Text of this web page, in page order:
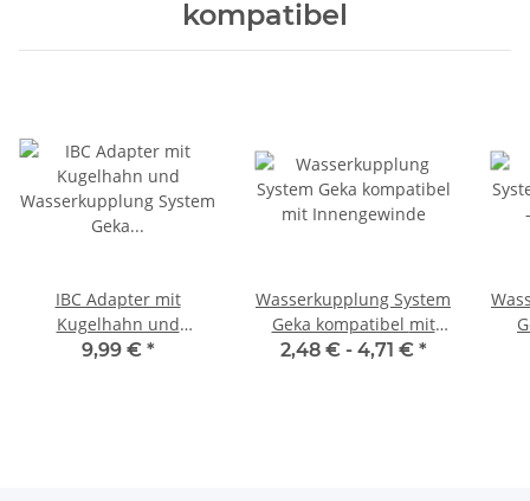
kompatibel
IBC Adapter mit
Kugelhahn und
Wasserkupplung System
9,99 € *
Wasserkupplung System
Geka kompatibel mit
Innengewinde
2,48 € - 4,71 € *